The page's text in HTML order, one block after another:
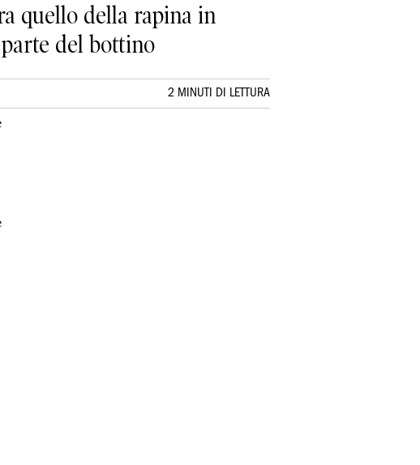
quello della rapina in
del bottino
2 MINUTI DI LETTURA